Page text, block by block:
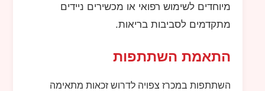
מיוחדים לשימוש רפואי או מכשירים ניידים
מתקדמים לסביבות בריאות.
התאמת השתתפות
השתתפות במכרז צפויה לדרוש זכאות מתאימה